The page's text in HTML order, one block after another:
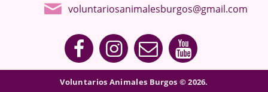
voluntariosanimalesburgos@gmail.com
Voluntarios Animales Burgos © 2026.